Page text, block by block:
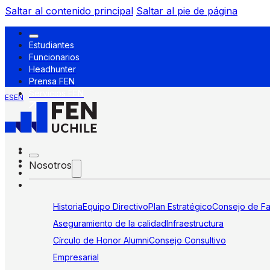
Saltar al contenido principal Saltar al pie de página
Estudiantes
Funcionarios
Headhunter
Prensa FEN
ESEN
Nosotros
HistoriaEquipo DirectivoPlan EstratégicoConsejo de
Aseguramiento de la calidadInfraestructura
Círculo de Honor AlumniConsejo Consultivo
Empresarial